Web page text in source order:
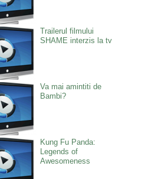
Trailerul filmului
SHAME interzis la tv
Va mai amintiti de
Bambi?
Kung Fu Panda:
Legends of
Awesomeness